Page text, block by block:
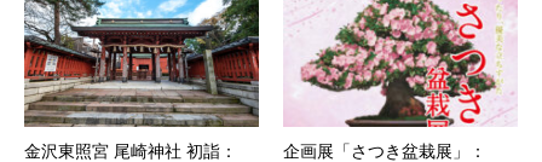
金沢東照宮 尾崎神社 初詣：
企画展「さつき盆栽展」：